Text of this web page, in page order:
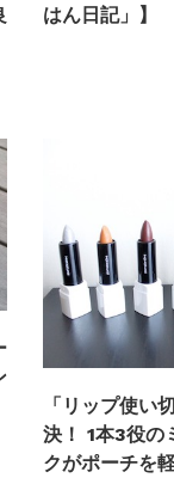
はん日記」】
「リップ使い
決！ 1本3役の
クがポーチを